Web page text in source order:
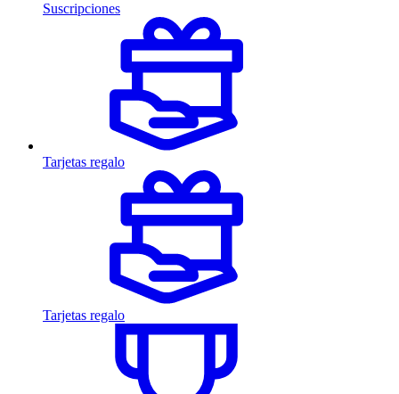
Suscripciones
Tarjetas regalo
Tarjetas regalo